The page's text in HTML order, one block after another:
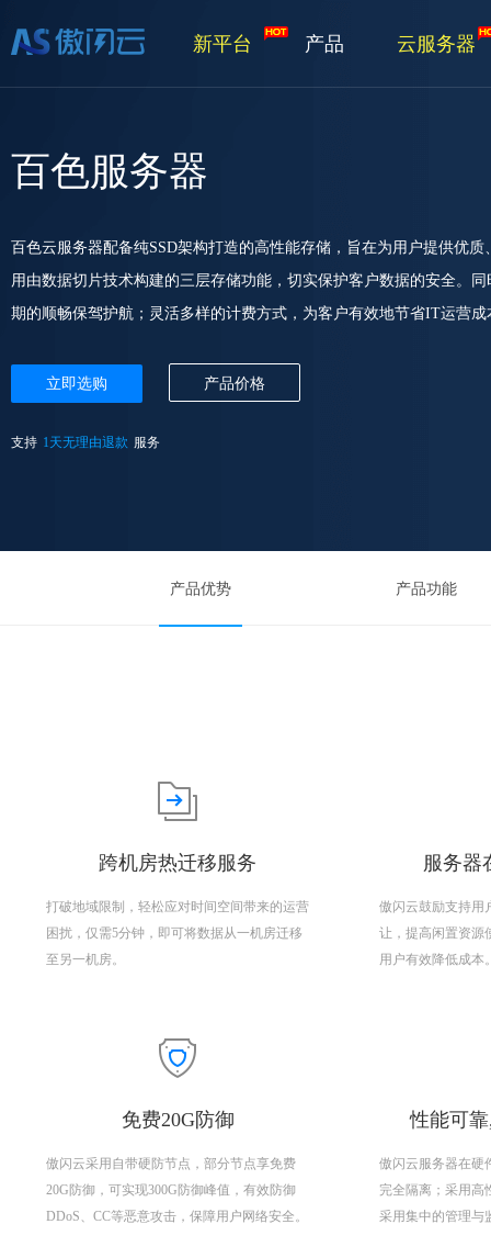
新平台 产品 云服务器
百色服务器
百色云服务器配备纯SSD架构打造的高性能存储，旨在为用户提供优
用由数据切片技术构建的三层存储功能，切实保护客户数据的安全。
期的顺畅保驾护航；灵活多样的计费方式，为客户有效地节省IT运营
立即选购 产品价格
支持 1天无理由退款 服务
产品优势 产品功能
跨机房热迁移服务
打破地域限制，轻松应对时间空间带来的运营
困扰，仅需5分钟，即可将数据从一机房迁移
至另一机房。
服务器
傲闪云鼓励支持用
让，提高闲置资源
用户有效降低成本
免费20G防御
傲闪云采用自带硬防节点，部分节点享免费
20G防御，可实现300G防御峰值，有效防御
DDoS、CC等恶意攻击，保障用户网络安全。
性能可
傲闪云服务器在硬
完全隔离；采用高
采用集中的管理与